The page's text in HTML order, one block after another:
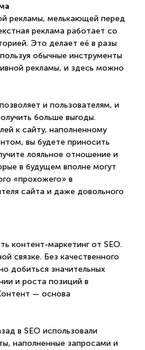
рекламы, мелькающей перед
реклама работает со
Это делает её в разы
обычные инструменты
рекламы, и здесь можно
и пользователям, и
больше выгоды.
к сайту, наполненному
вы будете приносить
лояльное отношение и
в будущем вполне могут
«прохожего» в
сайта и даже довольного
контент-маркетинг от SEO.
связке. Без качественного
добиться значительных
и роста позиций в
— основа
в SEO использовали
наполненные запросами и